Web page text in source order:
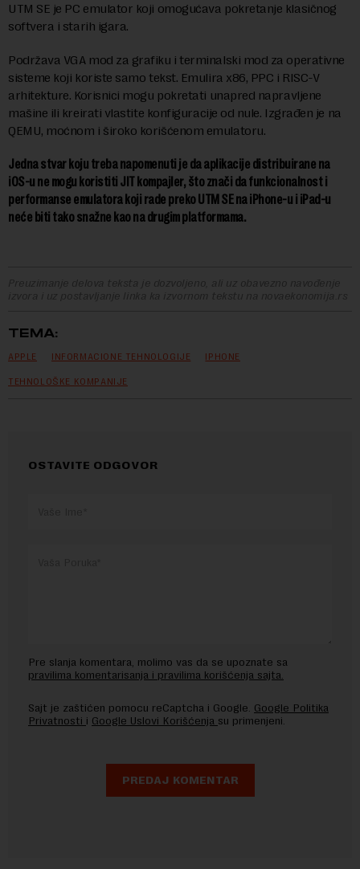
UTM SE je PC emulator koji omogućava pokretanje klasičnog
softvera i starih igara.
Podržava VGA mod za grafiku i terminalski mod za operativne
sisteme koji koriste samo tekst. Emulira x86, PPC i RISC-V
arhitekture. Korisnici mogu pokretati unapred napravljene
mašine ili kreirati vlastite konfiguracije od nule. Izgrađen je na
QEMU, moćnom i široko korišćenom emulatoru.
Jedna stvar koju treba napomenuti je da aplikacije distribuirane na
iOS-u ne mogu koristiti JIT kompajler, što znači da funkcionalnost i
performanse emulatora koji rade preko UTM SE na iPhone-u i iPad-u
neće biti tako snažne kao na drugim platformama.
Preuzimanje delova teksta je dozvoljeno, ali uz obavezno navođenje
izvora i uz postavljanje linka ka izvornom tekstu na novaekonomija.rs
TEMA:
APPLE INFORMACIONE TEHNOLOGIJE IPHONE
TEHNOLOŠKE KOMPANIJE
OSTAVITE ODGOVOR
Pre slanja komentara, molimo vas da se upoznate sa
pravilima komentarisanja i pravilima korišćenja sajta.
Sajt je zaštićen pomocu reCaptcha i Google. Google Politika
Privatnosti i Google Uslovi Korišćenja su primenjeni.